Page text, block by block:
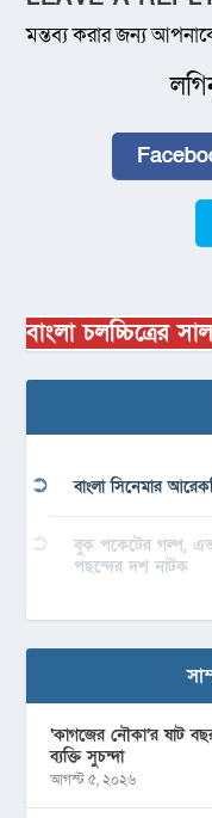
মন্তব্য করার জন্য
বাংলা চলচ্চিত্রের
বাংলা সিনেমার
বুক পকেটের গল্প,
পছন্দের দশ নাটক
‘কাগজের নৌকা’র ষাট
ব্যক্তি সুচন্দা
আগস্ট ৫, ২০২৬